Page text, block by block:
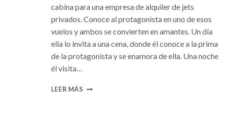
cabina para una empresa de alquiler de jets
privados. Conoce al protagonista en uno de esos
vuelos y ambos se convierten en amantes. Un día
ella lo invita a una cena, donde él conoce a la prima
de la protagonista y se enamora de ella. Una noche
él visita…
LEER MÁS CONSULTA